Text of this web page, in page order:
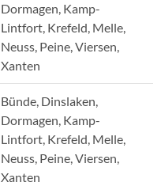
Dormagen, Kamp-
Lintfort, Krefeld, Melle,
Neuss, Peine, Viersen,
Xanten
Bünde, Dinslaken,
Dormagen, Kamp-
Lintfort, Krefeld, Melle,
Neuss, Peine, Viersen,
Xanten